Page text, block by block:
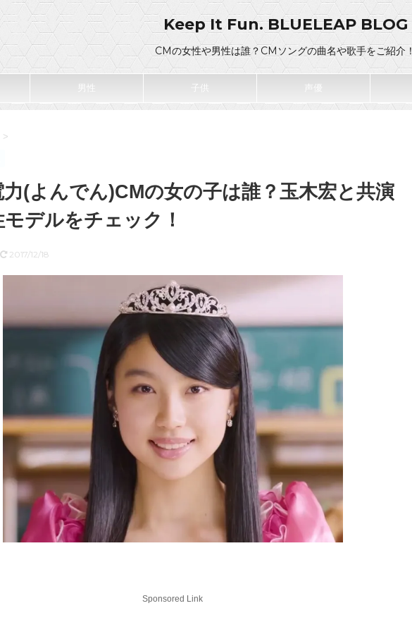
Keep It Fun. BLUELEAP BLOG
CMの女性や男性は誰？CMソングの曲名や歌手をご紹介！
男性 子供 声優
>
力(よんでん)CMの女の子は誰？玉木宏と共演
デルをチェック！
2017/12/18
Sponsored Link